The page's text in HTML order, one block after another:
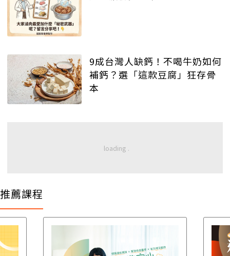
9成台灣人缺鈣！不喝牛奶如何
補鈣？選「這款豆腐」狂存骨
本
推薦課程